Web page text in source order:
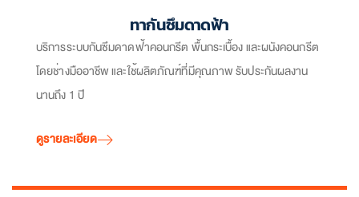
ทากันซึมดาดฟ้า
บริการระบบกันซึมดาดฟ้าคอนกรีต พื้นกระเบื้อง และผนังคอนกรีต
โดยช่างมืออาชีพ และใช้ผลิตภัณฑ์ที่มีคุณภาพ รับประกันผลงาน
นานถึง 1 ปี
ดูรายละเอียด